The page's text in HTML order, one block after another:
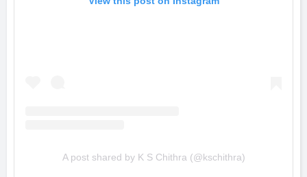
A post shared by K S Chithra (@kschithra)